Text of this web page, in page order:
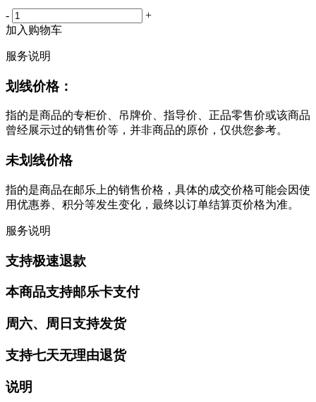
-
+
加入购物车
服务说明
划线价格：
指的是商品的专柜价、吊牌价、指导价、正品零售价或该商品
曾经展示过的销售价等，并非商品的原价，仅供您参考。
未划线价格
指的是商品在邮乐上的销售价格，具体的成交价格可能会因使
用优惠券、积分等发生变化，最终以订单结算页价格为准。
服务说明
支持极速退款
本商品支持邮乐卡支付
周六、周日支持发货
支持七天无理由退货
说明